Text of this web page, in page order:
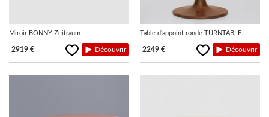
Miroir BONNY Zeitraum
2919 € Découvrir
Table d'appoint ronde TURNTABLE...
2249 € Découvrir